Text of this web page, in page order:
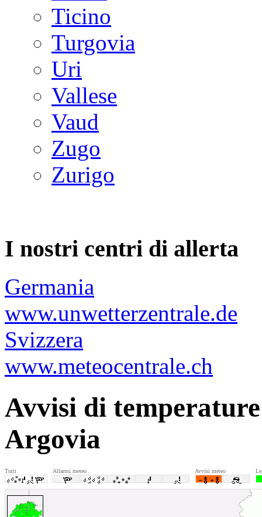
Ticino
Turgovia
Uri
Vallese
Vaud
Zugo
Zurigo
I nostri centri di allerta
Germania
www.unwetterzentrale.de
Svizzera
www.meteocentrale.ch
Avvisi di
Argovia
Tutti Allarmi meteo Avvisi meteo